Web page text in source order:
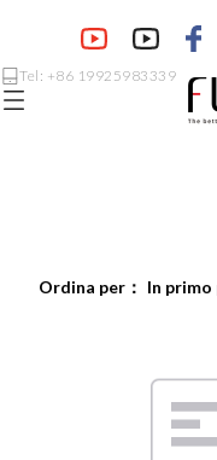
Tel: +86 19925983339
Ordina per ： In primo